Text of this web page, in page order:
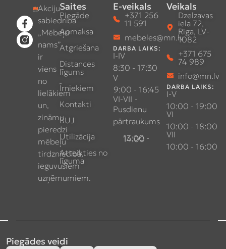
Akciju
sabiedrība
„Mēbeļu
nams”
ir
viens
no
lielākiem
un,
zināmu
pieredzi
mēbeļu
tirdzniecībā,
ieguvušiem
uzņēmumiem.
Saites
Piegāde
Apmaksa
Atgriešana
Distances
līgums
Īrniekiem
Kontakti
BUJ
Utilizācija
Atteikties no
līguma
E-veikals
+371 256
11 591
mebeles@mn.lv
DARBA LAIKS:
I-IV
8:30 - 17:30
V
9:00 - 16:45
VI-VII -
Pusdienu
pārtraukums
13:00 - 14:00
Veikals
Dzelzavas
iela 72,
Rīga, LV-
1082
+371 675
74 989
info@mn.lv
DARBA LAIKS:
I-V
10:00 - 19:00
VI
10:00 - 18:00
VII
10:00 - 16:00
Piegādes veidi